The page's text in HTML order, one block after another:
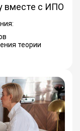
вместе с ИПО
теории